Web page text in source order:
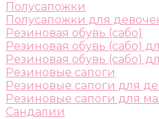
Полусапожки
Полусапожки для
Резиновая обувь (сабо)
Резиновая обувь (сабо)
Резиновая обувь (сабо)
Резиновые сапоги
Резиновые сапоги для
Резиновые сапоги для
Сандалии